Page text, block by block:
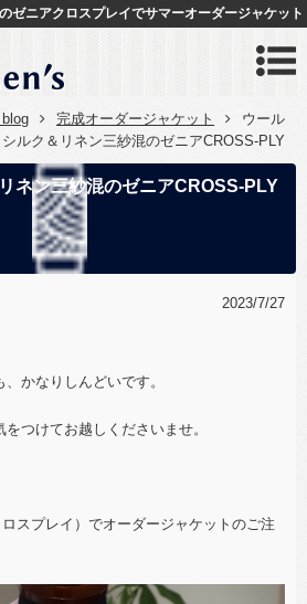
ゼニアクロスプレイでサマーオーダージャケット
完成オーダージャケット
ウール
シルク＆リネン三紗混のゼニアCROSS-PLY
ネン三紗混のゼニアCROSS-PLY
2023/7/27
かなりしんどいです。
つけてお越しくださいませ。
スプレイ）でオーダージャケットのご注